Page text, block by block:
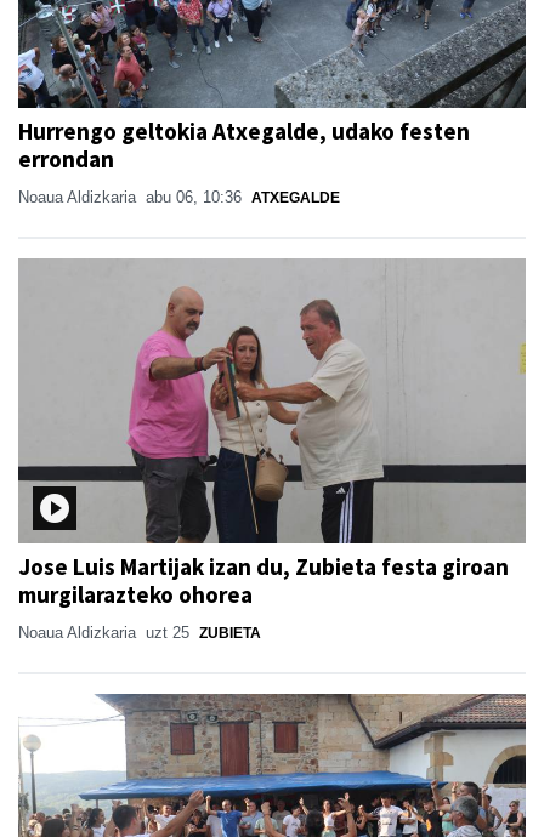
Hurrengo geltokia Atxegalde, udako festen
errondan
Noaua Aldizkaria abu 06, 10:36 ATXEGALDE
Jose Luis Martijak izan du, Zubieta festa giroan
murgilarazteko ohorea
Noaua Aldizkaria uzt 25 ZUBIETA